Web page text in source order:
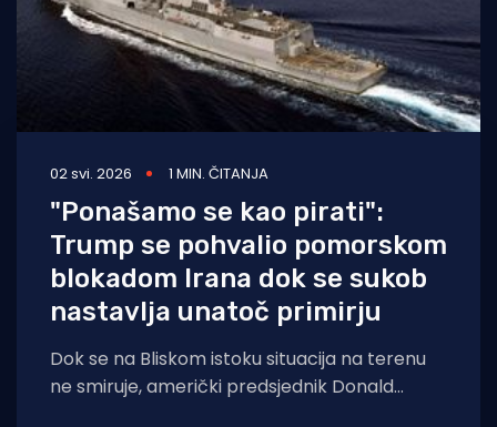
02 svi. 2026 1 MIN. ČITANJA
"Ponašamo se kao pirati":
Trump se pohvalio pomorskom
blokadom Irana dok se sukob
nastavlja unatoč primirju
Dok se na Bliskom istoku situacija na terenu
ne smiruje, američki predsjednik Donald